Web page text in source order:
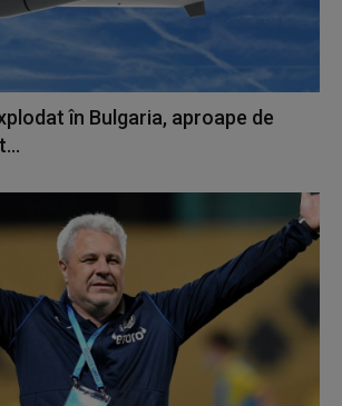
în Bulgaria, aproape de